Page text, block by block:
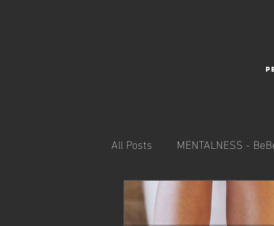
All Posts MENTALNESS -
REGENERATION - BeIntact